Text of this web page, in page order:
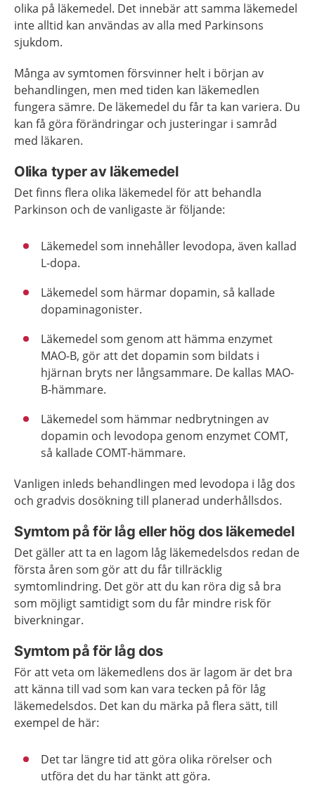
olika på läkemedel. Det innebär att samma läkemedel
inte alltid kan användas av alla med Parkinsons
sjukdom.
Många av symtomen försvinner helt i början av
behandlingen, men med tiden kan läkemedlen
fungera sämre. De läkemedel du får ta kan variera. Du
kan få göra förändringar och justeringar i samråd
med läkaren.
Olika typer av läkemedel
Det finns flera olika läkemedel för att behandla
Parkinson och de vanligaste är följande:
Läkemedel som innehåller levodopa, även kallad
L-dopa.
Läkemedel som härmar dopamin, så kallade
dopaminagonister.
Läkemedel som genom att hämma enzymet
MAO-B, gör att det dopamin som bildats i
hjärnan bryts ner långsammare. De kallas MAO-
B-hämmare.
Läkemedel som hämmar nedbrytningen av
dopamin och levodopa genom enzymet COMT,
så kallade COMT-hämmare.
Vanligen inleds behandlingen med levodopa i låg dos
och gradvis dosökning till planerad underhållsdos.
Symtom på för låg eller hög dos läkemedel
Det gäller att ta en lagom låg läkemedelsdos redan de
första åren som gör att du får tillräcklig
symtomlindring. Det gör att du kan röra dig så bra
som möjligt samtidigt som du får mindre risk för
biverkningar.
Symtom på för låg dos
För att veta om läkemedlens dos är lagom är det bra
att känna till vad som kan vara tecken på för låg
läkemedelsdos. Det kan du märka på flera sätt, till
exempel de här:
Det tar längre tid att göra olika rörelser och
utföra det du har tänkt att göra.